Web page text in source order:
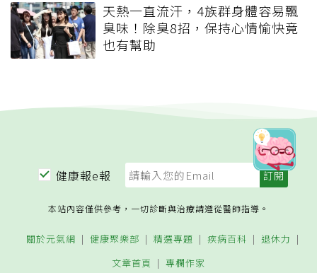
天熱一直流汗，4族群身體容易飄
臭味！除臭8招，保持心情愉快竟
也有幫助
健康報e報
本站內容僅供參考，一切診斷與治療請遵從醫師指導。
關於元氣網 健康聚樂部 精選專題 疾病百科
退休力
文章首頁
專欄作家